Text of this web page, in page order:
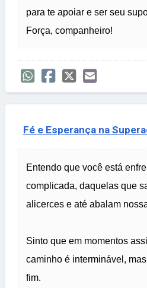
para te apoiar e ser seu
Força, companheiro!
Fé e Esperança na
Entendo que você está
complicada, daquelas que
alicerces e até abalam
Sinto que em momentos
caminho é interminável,
fim.